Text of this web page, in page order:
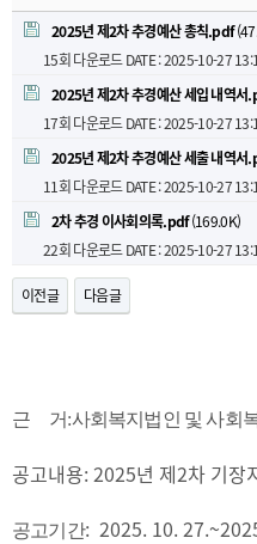
2025년 제2차 추경예산 총칙.pdf
15회 다운로드DATE : 2025-10-27
2025년 제2차 추경예산 세입 내역서
17회 다운로드DATE : 2025-10-27
2025년 제2차 추경예산 세출 내역서
11회 다운로드DATE : 2025-10-27
2차 추경 이사회의록.pdf(169.0K)
22회 다운로드DATE : 2025-10-27
이전글 다음글
근 거:사회복지법인 및 사회
공고내용: 2025년 제2차 기장
공고기간: 2025. 10.